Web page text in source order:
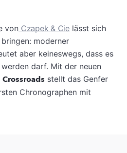
von Czapek & Cielässt sich
moderner
aber keineswegs, dass es
darf. Mit der neuen
stellt das Genfer
Chronographen mit